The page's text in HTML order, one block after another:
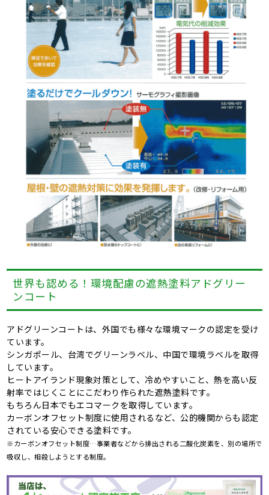
世界も認める！環境配慮の遮熱塗料アドグリー
ンコート
アドグリーンコートは、外国でも様々な環境マークの認定を受け
ています。
シンガポール、台湾でグリーンラベル、中国で環境ラベルを取得
しています。
ヒートアイランド現象対策として、冷めやすいこと、熱を高い反
射率ではじくことにこだわり作られた遮熱塗料です。
もちろん日本でもエコマークを取得しています。
カーボンオフセット制度に使用されるなど、公的機関からも認定
されている安心できる塗料です。
※カーボンオフセット制度…事業者などから排出される二酸化炭素を、別の場所で
吸収し、相殺しようとする制度。